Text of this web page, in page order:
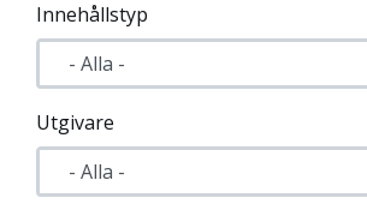
Innehållstyp
Utgivare